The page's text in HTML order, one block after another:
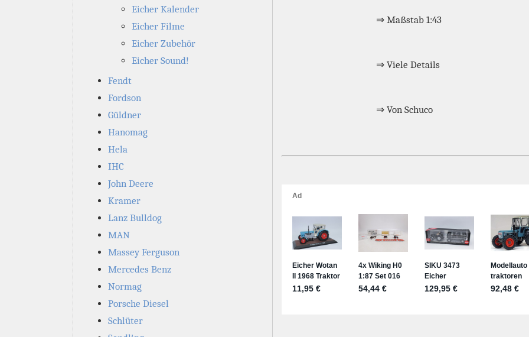
Eicher Kalender
Eicher Filme
Eicher Zubehör
Eicher Sound!
Fendt
Fordson
Güldner
Hanomag
Hela
IHC
John Deere
Kramer
Lanz Bulldog
MAN
Massey Ferguson
Mercedes Benz
Normag
Porsche Diesel
Schlüter
⇒ Maßstab 1:43
⇒ Viele Details
⇒ Von Schuco